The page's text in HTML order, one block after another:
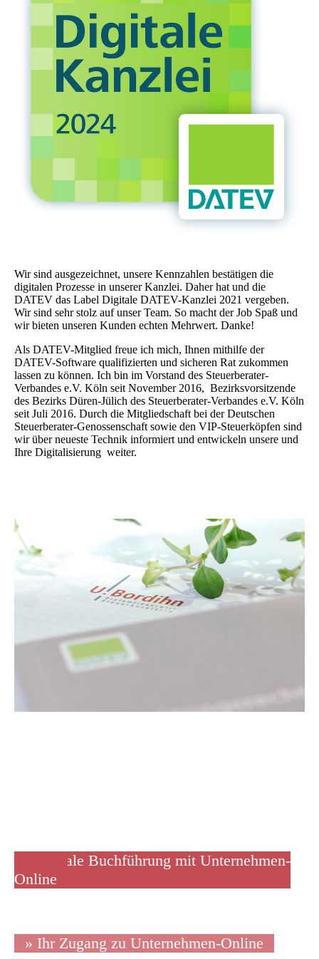
Wir sind ausgezeichnet, unsere Kennzahlen bestätigen die
digitalen Prozesse in unserer Kanzlei. Daher hat und die
DATEV das Label Digitale DATEV-Kanzlei 2021 vergeben.
Wir sind sehr stolz auf unser Team. So macht der Job Spaß und
wir bieten unseren Kunden echten Mehrwert. Danke!
Als DATEV-Mitglied freue ich mich, Ihnen mithilfe der
DATEV-Software qualifizierten und sicheren Rat zukommen
lassen zu können. Ich bin im Vorstand des Steuerberater-
Verbandes e.V. Köln seit November 2016, Bezirksvorsitzende
des Bezirks Düren-Jülich des Steuerberater-Verbandes e.V. Köln
seit Juli 2016. Durch die Mitgliedschaft bei der Deutschen
Steuerberater-Genossenschaft sowie den VIP-Steuerköpfen sind
wir über neueste Technik informiert und entwickeln unsere und
Ihre Digitalisierung weiter.
» digitale Buchführung mit Unternehmen-
Online
» Ihr Zugang zu Unternehmen-Online